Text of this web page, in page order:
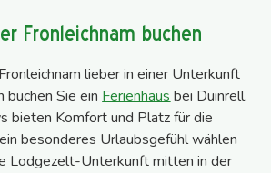
Fronleichnam buchen
lieber in einer Unterkunft
buchen Sie ein Ferienhaus bei Duinrell.
bieten Komfort und Platz für die
besonderes Urlaubsgefühl wählen
Lodgezelt-Unterkunft mitten in der